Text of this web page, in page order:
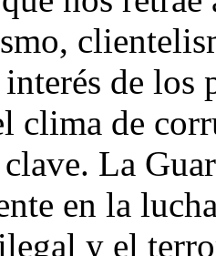
de
clima de
La
en la
y el